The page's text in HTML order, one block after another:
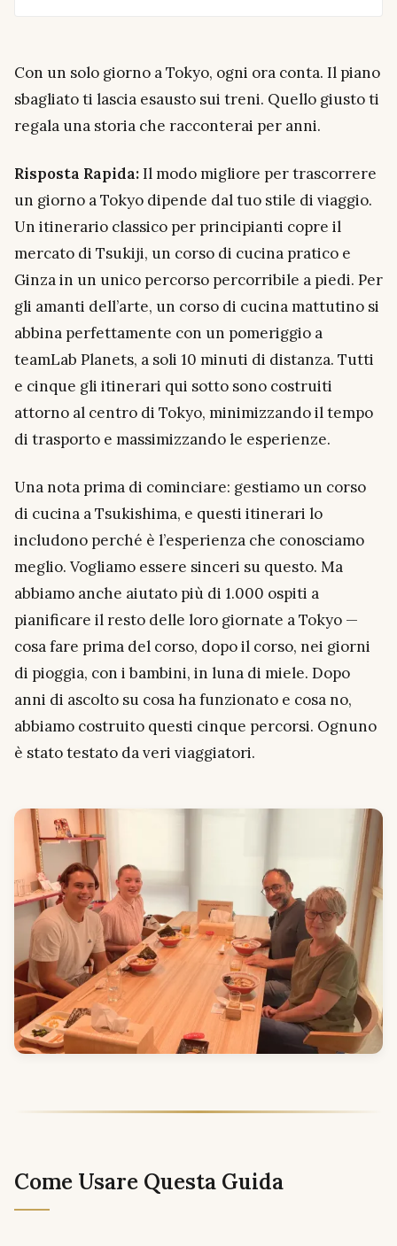
Con un solo giorno a Tokyo, ogni ora conta. Il piano
sbagliato ti lascia esausto sui treni. Quello giusto ti
regala una storia che racconterai per anni.
Risposta Rapida:Il modo migliore per trascorrere
un giorno a Tokyo dipende dal tuo stile di viaggio.
Un itinerario classico per principianti copre il
mercato di Tsukiji, un corso di cucina pratico e
Ginza in un unico percorso percorribile a piedi. Per
gli amanti dell’arte, un corso di cucina mattutino si
abbina perfettamente con un pomeriggio a
teamLab Planets, a soli 10 minuti di distanza. Tutti
e cinque gli itinerari qui sotto sono costruiti
attorno al centro di Tokyo, minimizzando il tempo
di trasporto e massimizzando le esperienze.
Una nota prima di cominciare: gestiamo un corso
di cucina a Tsukishima, e questi itinerari lo
includono perché è l’esperienza che conosciamo
meglio. Vogliamo essere sinceri su questo. Ma
abbiamo anche aiutato più di 1.000 ospiti a
pianificare il resto delle loro giornate a Tokyo —
cosa fare prima del corso, dopo il corso, nei giorni
di pioggia, con i bambini, in luna di miele. Dopo
anni di ascolto su cosa ha funzionato e cosa no,
abbiamo costruito questi cinque percorsi. Ognuno
è stato testato da veri viaggiatori.
Come Usare Questa Guida